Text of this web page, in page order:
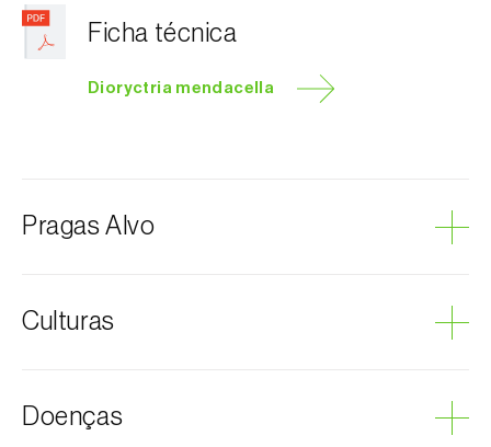
Ficha técnica
Dioryctria mendacella
Pragas Alvo
Culturas
Pinheiro-manso
Doenças